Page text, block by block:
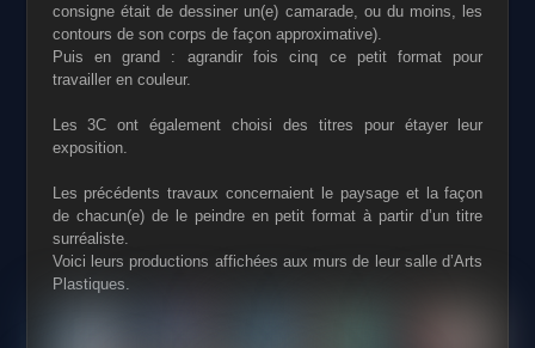
consigne était de dessiner un(e) camarade, ou du moins, les
contours de son corps de façon approximative).
Puis en grand : agrandir fois cinq ce petit format pour
travailler en couleur.
Les 3C ont également choisi des titres pour étayer leur
exposition.
Les précédents travaux concernaient le paysage et la façon
de chacun(e) de le peindre en petit format à partir d’un titre
surréaliste.
Voici leurs productions affichées aux murs de leur salle d’Arts
Plastiques.